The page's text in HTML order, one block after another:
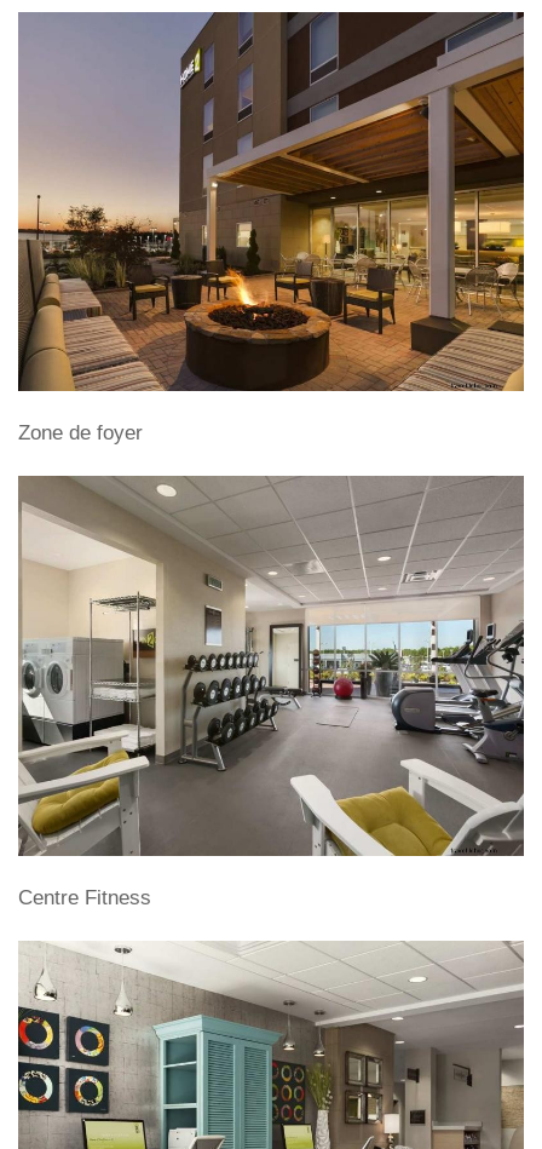
Zone de foyer
Centre Fitness